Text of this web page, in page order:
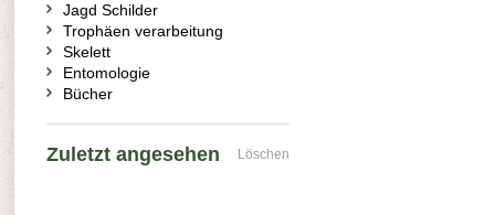
Jagd Schilder
Trophäen verarbeitung
Skelett
Entomologie
Bücher
Zuletzt angesehen Löschen